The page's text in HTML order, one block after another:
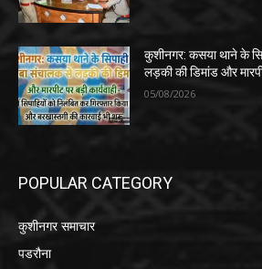
कुशीनगर: कसया थाने के
लड़की की डिमांड और
05/08/2026
POPULAR CATEGORY
कुशीनगर समाचार
पडरौना